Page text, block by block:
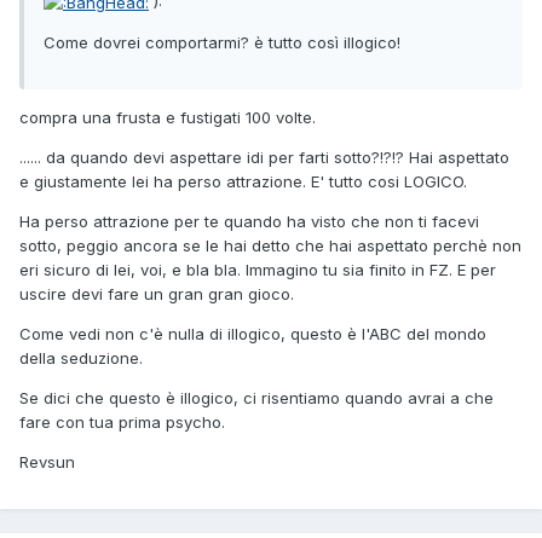
Come dovrei comportarmi? è tutto così illogico!
compra una frusta e fustigati 100 volte.
...... da quando devi aspettare idi per farti sotto?!?!? Hai aspettato
e giustamente lei ha perso attrazione. E' tutto cosi LOGICO.
Ha perso attrazione per te quando ha visto che non ti facevi
sotto, peggio ancora se le hai detto che hai aspettato perchè non
eri sicuro di lei, voi, e bla bla. Immagino tu sia finito in FZ. E per
uscire devi fare un gran gran gioco.
Come vedi non c'è nulla di illogico, questo è l'ABC del mondo
della seduzione.
Se dici che questo è illogico, ci risentiamo quando avrai a che
fare con tua prima psycho.
Revsun